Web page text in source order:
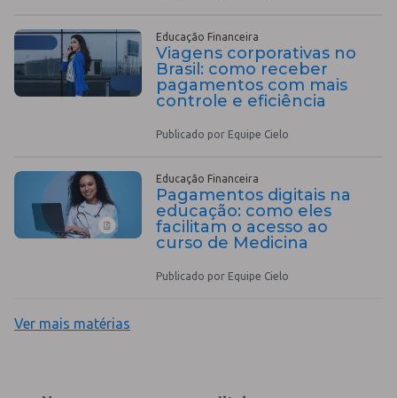
Educação Financeira
Viagens corporativas no
Brasil: como receber
pagamentos com mais
controle e eficiência
Publicado por Equipe Cielo
Educação Financeira
Pagamentos digitais na
educação: como eles
facilitam o acesso ao
curso de Medicina
Publicado por Equipe Cielo
Ver mais matérias